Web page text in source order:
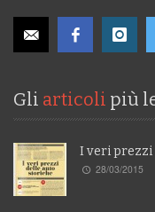
Gli articoli più
I veri
28/03/2015